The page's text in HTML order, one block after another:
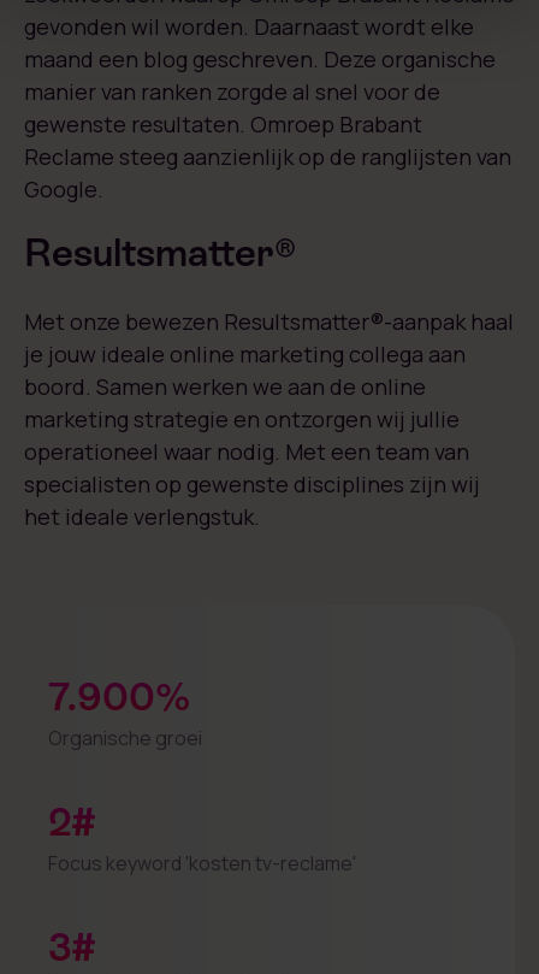
gevonden wil worden. Daarnaast wordt elke
maand een blog geschreven. Deze organische
manier van ranken zorgde al snel voor de
gewenste resultaten. Omroep Brabant
Reclame steeg aanzienlijk op de ranglijsten van
Google.
Resultsmatter®
Met onze bewezen Resultsmatter®-aanpak haal
je jouw ideale online marketing collega aan
boord. Samen werken we aan de online
marketing strategie en ontzorgen wij jullie
operationeel waar nodig. Met een team van
specialisten op gewenste disciplines zijn wij
het ideale verlengstuk.
7.900%
Organische groei
2#
Focus keyword 'kosten tv-reclame'
3#